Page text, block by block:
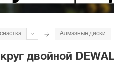
Алмазные диски
двойной